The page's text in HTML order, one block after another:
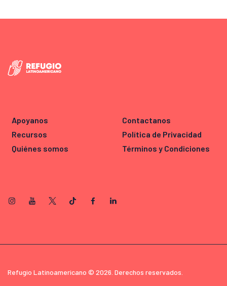
Apoyanos
Recursos
Quiénes somos
Contactanos
Política de Privacidad
Términos y Condiciones
Refugio Latinoamericano © 2026. Derechos reservados.